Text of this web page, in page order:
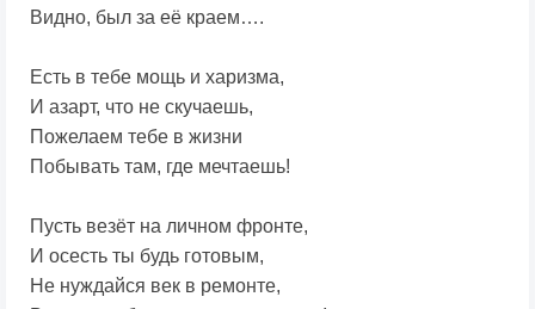
Видно, был за её краем….
Есть в тебе мощь и харизма,
И азарт, что не скучаешь,
Пожелаем тебе в жизни
Побывать там, где мечтаешь!
Пусть везёт на личном фронте,
И осесть ты будь готовым,
Не нуждайся век в ремонте,